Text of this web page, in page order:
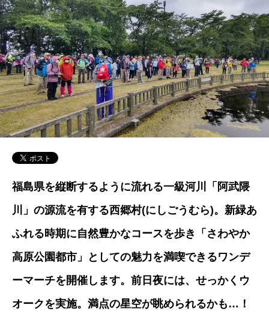
福島県を縦断するように流れる一級河川「阿武隈
川」の源流を有する西郷村(にしごうむら)。新緑あ
ふれる時期に自然豊かなコースを歩き「さわやか
高原公園都市」としての魅力を満喫できるワンデ
ーマーチを開催します。前日夜には、せっかくウ
オークを実施。満点の星空が眺められるかも…！